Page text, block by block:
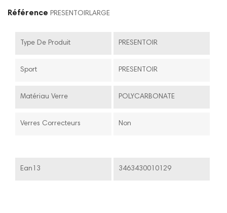
Référence PRESENTOIRLARGE
Type De Produit PRESENTOIR
Sport PRESENTOIR
Matériau Verre POLYCARBONATE
Verres Correcteurs Non
Ean13 3463430010129